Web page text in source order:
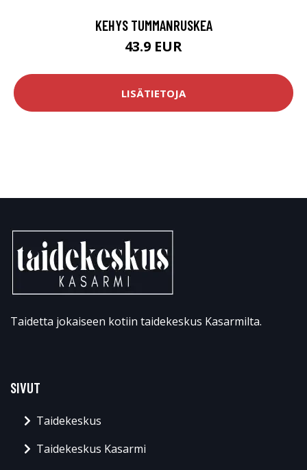
KEHYS TUMMANRUSKEA
43.9 EUR
LISÄTIETOJA
Taidetta jokaiseen kotiin taidekeskus Kasarmilta.
SIVUT
Taidekeskus
Taidekeskus Kasarmi